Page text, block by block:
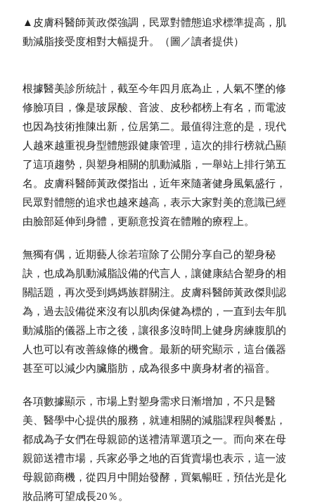
▲皮膚科醫師黃政傑強調，民眾對體態追求標準提高，肌
動減脂接受度相對大幅提升。（圖／讀者提供）
根據醫美診所統計，截至今年四月底為止，人氣不墜的修
修臉項目，像是玻尿酸、音波、皮秒都榜上有名，而電波
也因為技術推陳出新，位居第二。最值得注意的是，現代
人越來越重視身型體態跟健康管理，這次的排行榜就凸顯
了這項趨勢，與塑身相關的肌動減脂，一舉站上排行第五
名。皮膚科醫師黃政傑指出，近年來隨著健身風氣盛行，
民眾對體態的追求也越來越高，表示大家對美的意識已經
由臉部延伸到身體，更願意投資在體雕的療程上。
無獨有偶，近期藝人徐若瑄除了公開分享自己的塑身秘
訣，也成為肌動減脂設備的代言人，讓健康結合塑身的相
關話題，再次受到媽媽族群關注。皮膚科醫師黃政傑則認
為，過去設備從來沒有以肌肉保健為標的，一直到去年肌
動減脂的儀器上市之後，讓很多沒時間上健身房練腹肌的
人也可以有改善線條的機會。最新的研究顯示，這台儀器
甚至可以減少內臟脂肪，成為很多中廣身材者的福音。
各項數據顯示，市場上對塑身需求日漸增加，不只是醫
美、醫學中心提供的服務，就連相關的減脂課程與餐點，
都成為子女們在母親節的送禮清單選項之一。而向來在母
親節送禮市場，兵家必爭之地的百貨賣場也表示，這一波
母親節商機，從四月中開始發酵，買氣暢旺，預估光是化
妝品將可望成長20％。